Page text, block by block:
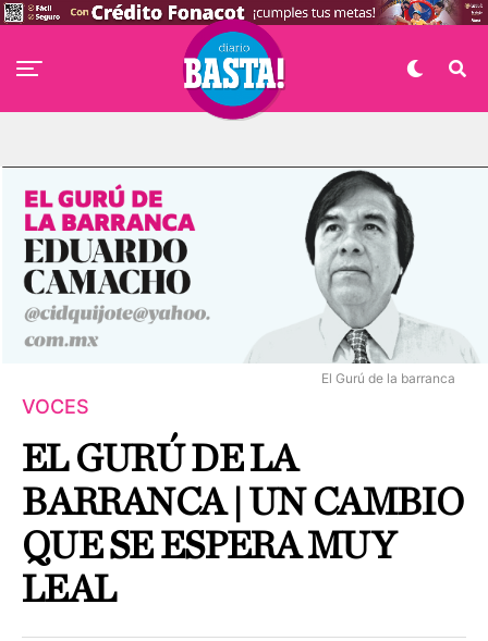
El Gurú de la barranca
VOCES
EL GURÚ DE LA
BARRANCA | UN CAMBIO
QUE SE ESPERA MUY
LEAL